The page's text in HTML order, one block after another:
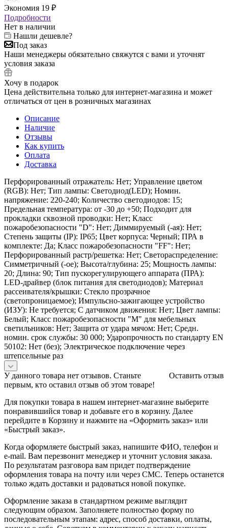
Экономия 19 ₽
Подробности
Нет в наличии
Нашли дешевле?
Под заказ
Наши менеджеры обязательно свяжутся с вами и уточнят
условия заказа
Хочу в подарок
Цена действительна только для интернет-магазина и может
отличаться от цен в розничных магазинах
Описание
Наличие
Отзывы
Как купить
Оплата
Доставка
Перфорированный отражатель: Нет; Управление цветом
(RGB): Нет; Тип лампы: Светодиод(LED); Номин.
напряжение: 220-240; Количество светодиодов: 15;
Предельная температура: от -30 до +50; Подходит для
прокладки сквозной проводки: Нет; Класс
пожаробезопасности "D": Нет; Диммируемый (-ая): Нет;
Степень защиты (IP): IP65; Цвет корпуса: Черный; ПРА в
комплекте: Да; Класс пожаробезопасности "FF": Нет;
Перфорированный растр/решетка: Нет; Светораспределение:
Симметричный (-ое); Высота/глубина: 25; Мощность лампы:
20; Длина: 90; Тип пускорегулирующего аппарата (ПРА):
LED-драйвер (блок питания для светодиодов); Материал
рассеивателя/крышки: Стекло прозрачное
(светопроницаемое); Импульсно-зажигающее устройство
(ИЗУ): Не требуется; С датчиком движения: Нет; Цвет лампы:
Белый; Класс пожаробезопасности "М" для мебельных
светильников: Нет; Защита от удара мячом: Нет; Средн.
номин. срок службы: 30 000; Ударопрочность по стандарту EN
50102: Нет (без); Электрическое подключение через
штепсельные раз
Оставить отзыв
У данного товара нет отзывов. Станьте
первым, кто оставил отзыв об этом товаре!
Для покупки товара в нашем интернет-магазине выберите
понравившийся товар и добавьте его в корзину. Далее
перейдите в Корзину и нажмите на «Оформить заказ» или
«Быстрый заказ».
Когда оформляете быстрый заказ, напишите ФИО, телефон и
e-mail. Вам перезвонит менеджер и уточнит условия заказа.
По результатам разговора вам придет подтверждение
оформления товара на почту или через СМС. Теперь останется
только ждать доставки и радоваться новой покупке.
Оформление заказа в стандартном режиме выглядит
следующим образом. Заполняете полностью форму по
последовательным этапам: адрес, способ доставки, оплаты,